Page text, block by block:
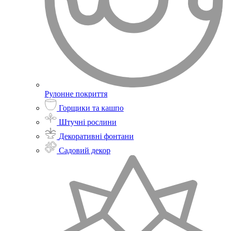
Рулонне покриття
Горщики та кашпо
Штучні рослини
Декоративні фонтани
Садовий декор